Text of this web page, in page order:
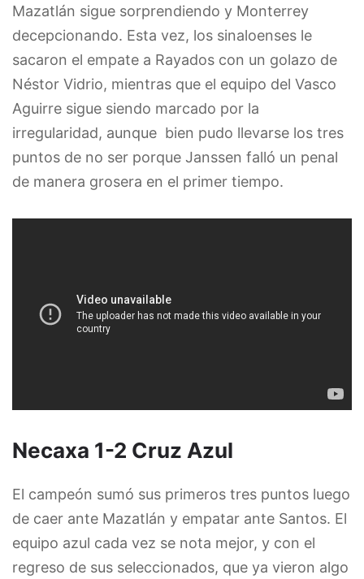
Mazatlán sigue sorprendiendo y Monterrey
decepcionando. Esta vez, los sinaloenses le
sacaron el empate a Rayados con un golazo de
Néstor Vidrio, mientras que el equipo del Vasco
Aguirre sigue siendo marcado por la
irregularidad, aunque bien pudo llevarse los tres
puntos de no ser porque Janssen falló un penal
de manera grosera en el primer tiempo.
Necaxa 1-2 Cruz Azul
El campeón sumó sus primeros tres puntos luego
de caer ante Mazatlán y empatar ante Santos. El
equipo azul cada vez se nota mejor, y con el
regreso de sus seleccionados, que ya vieron algo